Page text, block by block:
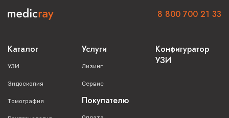
Каталог
УЗИ
Эндоскопия
Томография
Услуги
Лизинг
Сервис
Покупателю
Конфигуратор
УЗИ
8 800 700 21 33